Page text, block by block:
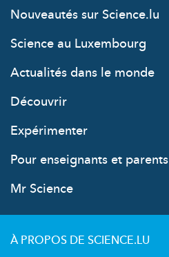
Nouveautés sur Science.lu
Science au Luxembourg
Actualités dans le monde
Découvrir
Expérimenter
Pour enseignants et parents
Mr Science
À PROPOS DE SCIENCE.LU